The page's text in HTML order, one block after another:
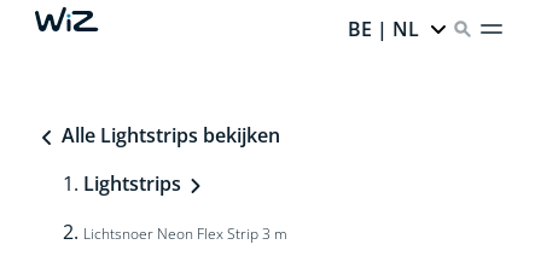
BE | NL
Alle Lightstrips bekijken
Lightstrips
Lichtsnoer Neon Flex Strip 3 m